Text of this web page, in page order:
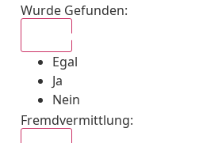
Wurde Gefunden:
Egal
Ja
Nein
Fremdvermittlung: